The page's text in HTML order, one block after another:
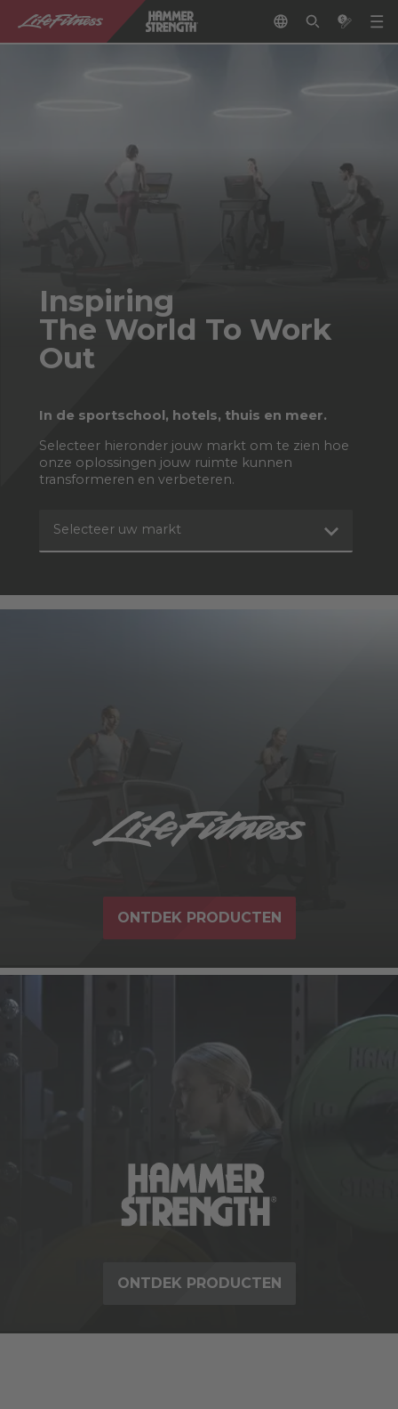
Inspiring
The World To Work
Out
In de sportschool, hotels, thuis en meer.
Selecteer hieronder jouw markt om te zien hoe
onze oplossingen jouw ruimte kunnen
transformeren en verbeteren.
Selecteer uw markt
ONTDEK PRODUCTEN
ONTDEK PRODUCTEN